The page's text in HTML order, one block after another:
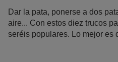
Dar la pata, ponerse a dos
aire... Con estos diez trucos
seréis populares. Lo mejor es